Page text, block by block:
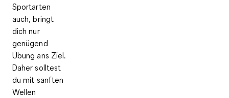
Sportarten
auch, bringt
dich nur
genügend
Übung ans Ziel.
Daher solltest
du mit sanften
Wellen